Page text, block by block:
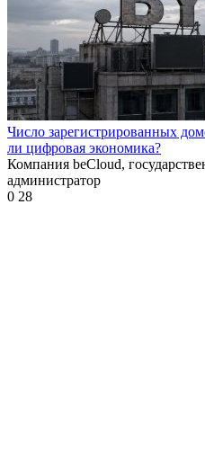
Число зарегистрированных
ли цифровая экономика?
Компания beCloud,
администратор
0 28